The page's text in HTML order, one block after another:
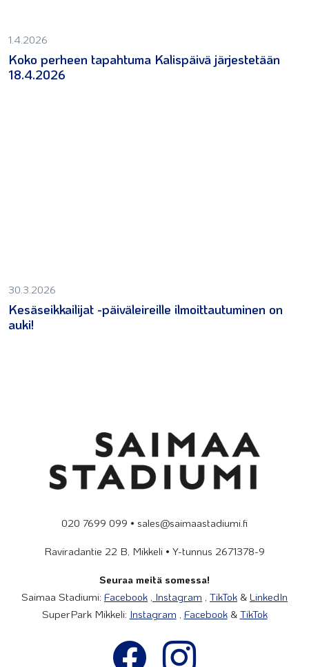
1.4.2026
Koko perheen tapahtuma Kalispäivä järjestetään
18.4.2026
30.3.2026
Kesäseikkailijat -päiväleireille ilmoittautuminen on
auki!
020 7699 099 • sales@saimaastadiumi.fi
Raviradantie 22 B, Mikkeli • Y-tunnus 2671378-9
Seuraa meitä somessa!
Saimaa Stadiumi: Facebook Instagram TikTok & LinkedIn
SuperPark Mikkeli: Instagram Facebook& TikTok